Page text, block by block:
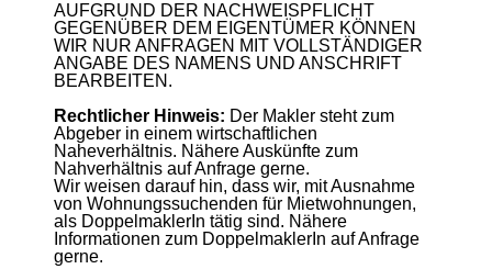
AUFGRUND DER NACHWEISPFLICHT
GEGENÜBER DEM EIGENTÜMER KÖNNEN
WIR NUR ANFRAGEN MIT VOLLSTÄNDIGER
ANGABE DES NAMENS UND ANSCHRIFT
BEARBEITEN.
Rechtlicher Hinweis: Der Makler steht zum
Abgeber in einem wirtschaftlichen
Naheverhältnis. Nähere Auskünfte zum
Nahverhältnis auf Anfrage gerne.
Wir weisen darauf hin, dass wir, mit Ausnahme
von Wohnungssuchenden für Mietwohnungen,
als DoppelmaklerIn tätig sind. Nähere
Informationen zum DoppelmaklerIn auf Anfrage
gerne.